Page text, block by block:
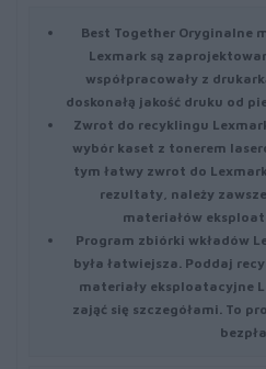
Best Together Oryginalne
Lexmark są
współpracowały z
doskonałą jakość druku od
Zwrot do recyklingu
wybór kaset z tonerem
tym łatwy zwrot do
rezultaty, należy
materiałów
Program zbiórki wkładów
była łatwiejsza. Poddaj
materiały eksploatacyjne
zająć się szczegółami. To